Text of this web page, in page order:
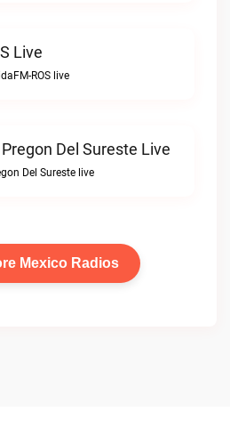
Live
ROS live
Del Sureste Live
Del Sureste live
Mexico Radios